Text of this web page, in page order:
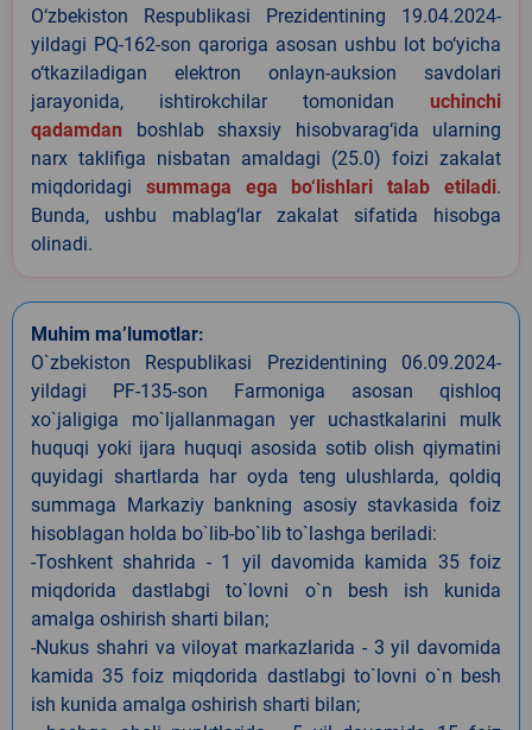
O‘zbekiston Respublikasi Prezidentining 19.04.2024-
yildagi PQ-162-son qaroriga asosan ushbu lot bo‘yicha
o‘tkaziladigan elektron onlayn-auksion savdolari
jarayonida, ishtirokchilar tomonidan uchinchi
qadamdan boshlab shaxsiy hisobvarag‘ida ularning
narx taklifiga nisbatan amaldagi (25.0) foizi zakalat
miqdoridagi summaga ega bo‘lishlari talab etiladi.
Bunda, ushbu mablag‘lar zakalat sifatida hisobga
olinadi.
Muhim ma’lumotlar:
O`zbekiston Respublikasi Prezidentining 06.09.2024-
yildagi PF-135-son Farmoniga asosan qishloq
xo`jaligiga mo`ljallanmagan yer uchastkalarini mulk
huquqi yoki ijara huquqi asosida sotib olish qiymatini
quyidagi shartlarda har oyda teng ulushlarda, qoldiq
summaga Markaziy bankning asosiy stavkasida foiz
hisoblagan holda bo`lib-bo`lib to`lashga beriladi:
-Toshkent shahrida - 1 yil davomida kamida 35 foiz
miqdorida dastlabgi to`lovni o`n besh ish kunida
amalga oshirish sharti bilan;
-Nukus shahri va viloyat markazlarida - 3 yil davomida
kamida 35 foiz miqdorida dastlabgi to`lovni o`n besh
ish kunida amalga oshirish sharti bilan;